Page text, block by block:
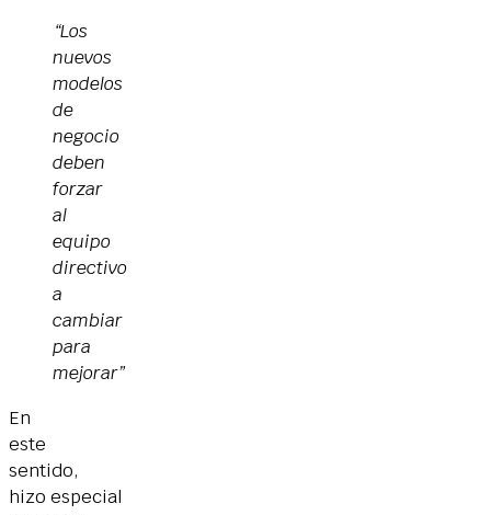
“Los
nuevos
modelos
de
negocio
deben
forzar
al
equipo
directivo
a
cambiar
para
mejorar”
En
este
sentido,
hizo especial